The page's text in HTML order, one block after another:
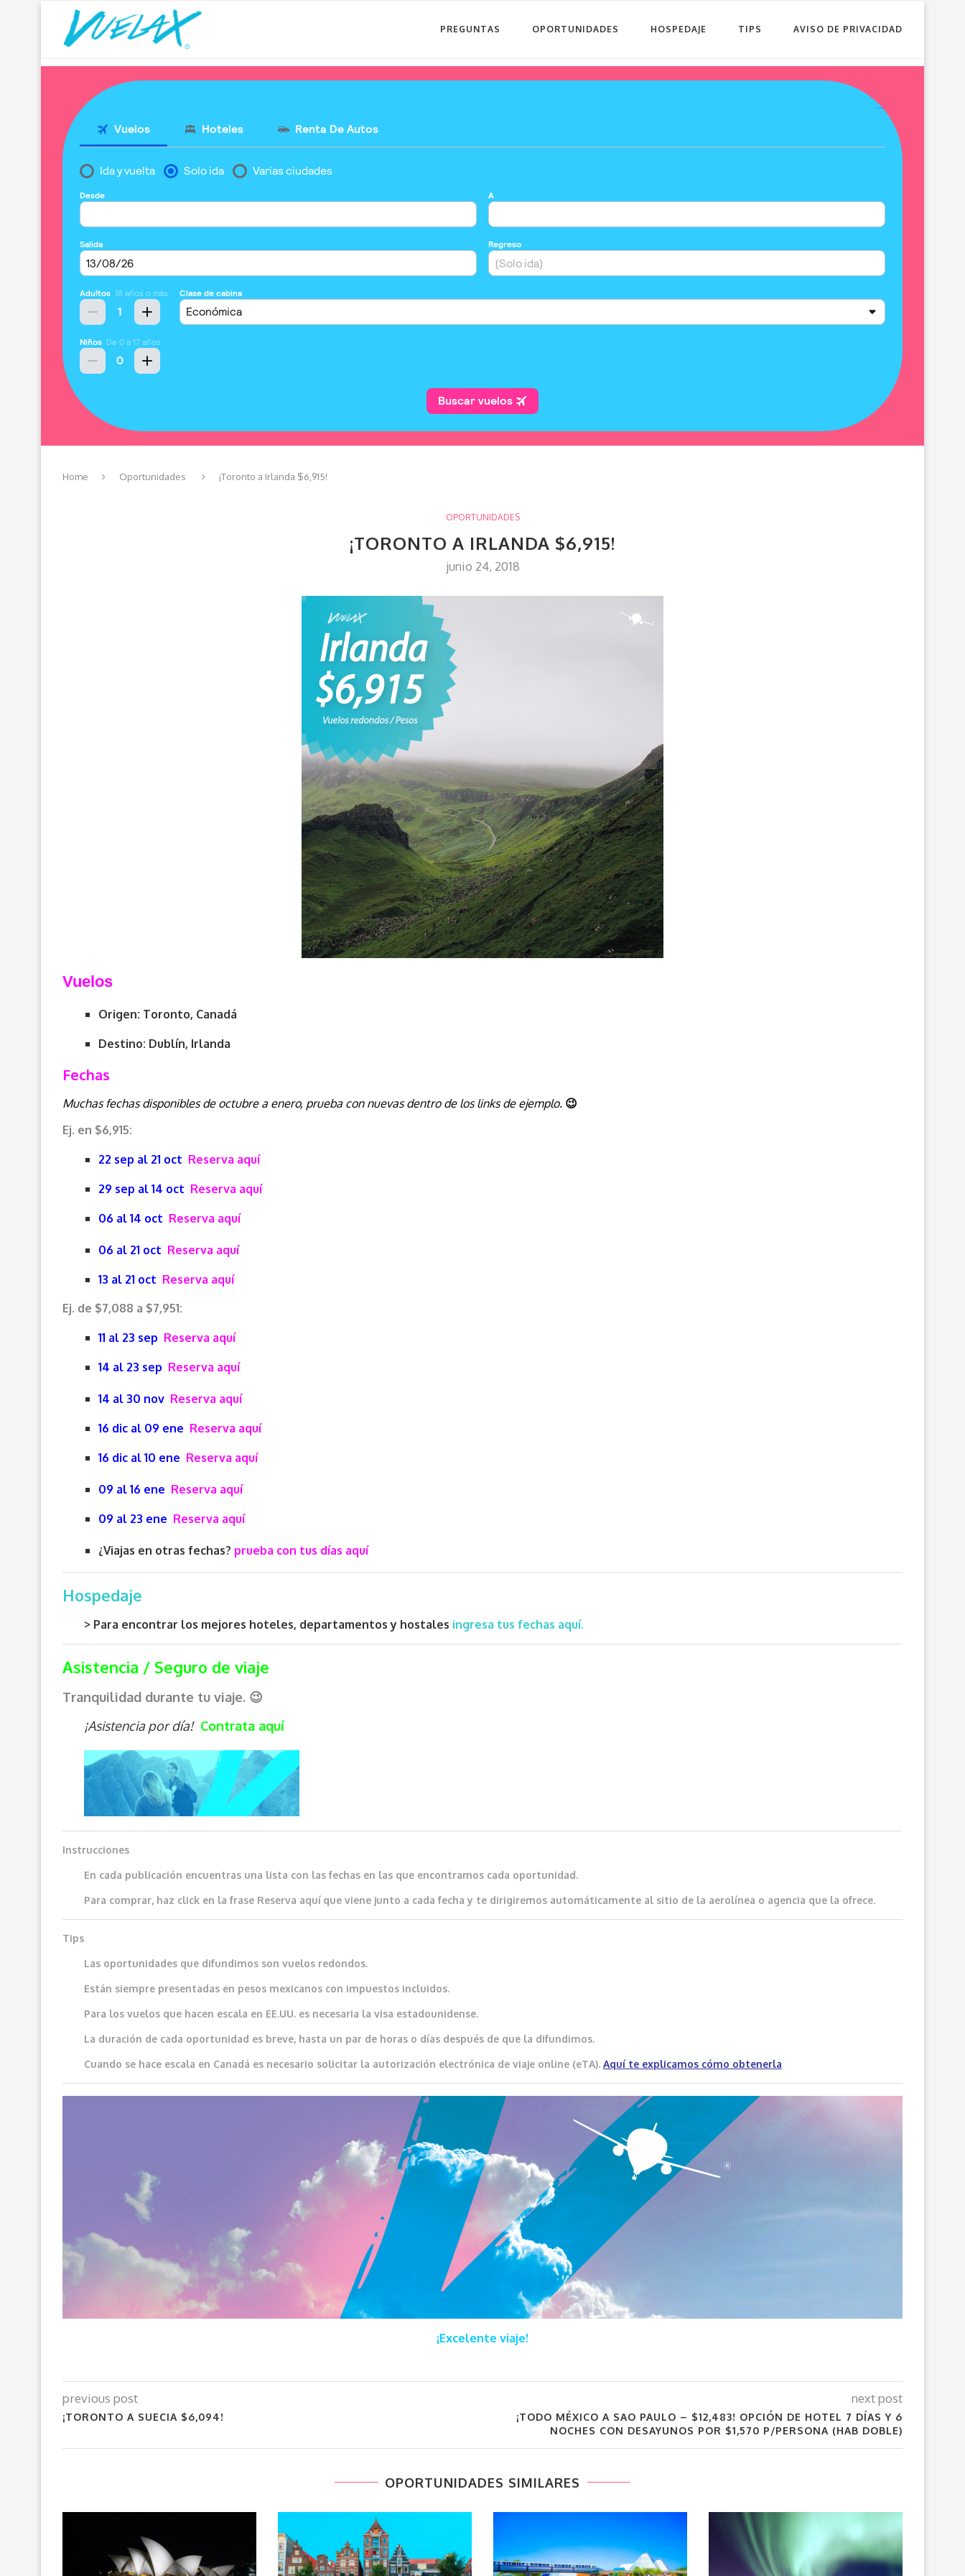
PREGUNTAS OPORTUNIDADES HOSPEDAJE TIPS AVISO DE PRIVACIDAD
Home Oportunidades ¡Toronto a Irlanda $6,915!
OPORTUNIDADES
¡TORONTO A IRLANDA $6,915!
junio 24, 2018
Vuelos
Origen: Toronto, Canadá
Destino: Dublín, Irlanda
Fechas
Muchas fechas disponibles de octubre a enero, prueba con nuevas dentro de los links de ejemplo. 😉
Ej. en $6,915:
22 sep al 21 oct Reserva aquí
29 sep al 14 oct Reserva aquí
06 al 14 oct Reserva aquí
06 al 21 oct Reserva aquí
13 al 21 oct Reserva aquí
Ej. de $7,088 a $7,951:
11 al 23 sep Reserva aquí
14 al 23 sep Reserva aquí
14 al 30 nov Reserva aquí
16 dic al 09 ene Reserva aquí
16 dic al 10 ene Reserva aquí
09 al 16 ene Reserva aquí
09 al 23 ene Reserva aquí
¿Viajas en otras fechas? prueba con tus días aquí
Hospedaje
> Para encontrar los mejores hoteles, departamentos y hostales ingresa tus fechas aquí.
Asistencia / Seguro de viaje
Tranquilidad durante tu viaje. 😉
¡Asistencia por día! Contrata aquí
Instrucciones
En cada publicación encuentras una lista con las fechas en las que encontramos cada oportunidad.
Para comprar, haz click en la frase Reserva aquí que viene junto a cada fecha y te dirigiremos automáticamente al sitio de la aerolínea o agencia que la ofrece.
Tips
Las oportunidades que difundimos son vuelos redondos.
Están siempre presentadas en pesos mexicanos con impuestos incluidos.
Para los vuelos que hacen escala en EE.UU. es necesaria la visa estadounidense.
La duración de cada oportunidad es breve, hasta un par de horas o días después de que la difundimos.
Cuando se hace escala en Canadá es necesario solicitar la autorización electrónica de viaje online (eTA). Aquí te explicamos cómo obtenerla
¡Excelente viaje!
previous post
¡TORONTO A SUECIA $6,094!
next post
¡TODO MÉXICO A SAO PAULO – $12,483! OPCIÓN DE HOTEL 7 DÍAS Y 6
NOCHES CON DESAYUNOS POR $1,570 P/PERSONA (HAB DOBLE)
OPORTUNIDADES SIMILARES